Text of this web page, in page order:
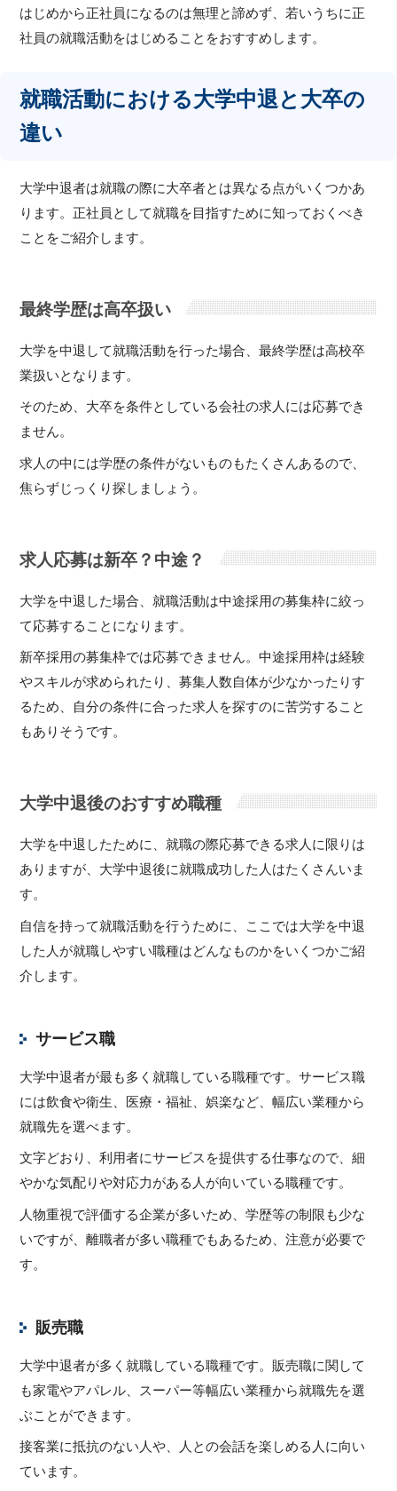
はじめから正社員になるのは無理と諦めず、若いうちに正
社員の就職活動をはじめることをおすすめします。
就職活動における大学中退と大卒の
違い
大学中退者は就職の際に大卒者とは異なる点がいくつかあ
ります。正社員として就職を目指すために知っておくべき
ことをご紹介します。
最終学歴は高卒扱い
大学を中退して就職活動を行った場合、最終学歴は高校卒
業扱いとなります。
そのため、大卒を条件としている会社の求人には応募でき
ません。
求人の中には学歴の条件がないものもたくさんあるので、
焦らずじっくり探しましょう。
求人応募は新卒？中途？
大学を中退した場合、就職活動は中途採用の募集枠に絞っ
て応募することになります。
新卒採用の募集枠では応募できません。中途採用枠は経験
やスキルが求められたり、募集人数自体が少なかったりす
るため、自分の条件に合った求人を探すのに苦労すること
もありそうです。
大学中退後のおすすめ職種
大学を中退したために、就職の際応募できる求人に限りは
ありますが、大学中退後に就職成功した人はたくさんいま
す。
自信を持って就職活動を行うために、ここでは大学を中退
した人が就職しやすい職種はどんなものかをいくつかご紹
介します。
サービス職
大学中退者が最も多く就職している職種です。サービス職
には飲食や衛生、医療・福祉、娯楽など、幅広い業種から
就職先を選べます。
文字どおり、利用者にサービスを提供する仕事なので、細
やかな気配りや対応力がある人が向いている職種です。
人物重視で評価する企業が多いため、学歴等の制限も少な
いですが、離職者が多い職種でもあるため、注意が必要で
す。
販売職
大学中退者が多く就職している職種です。販売職に関して
も家電やアパレル、スーパー等幅広い業種から就職先を選
ぶことができます。
接客業に抵抗のない人や、人との会話を楽しめる人に向い
ています。